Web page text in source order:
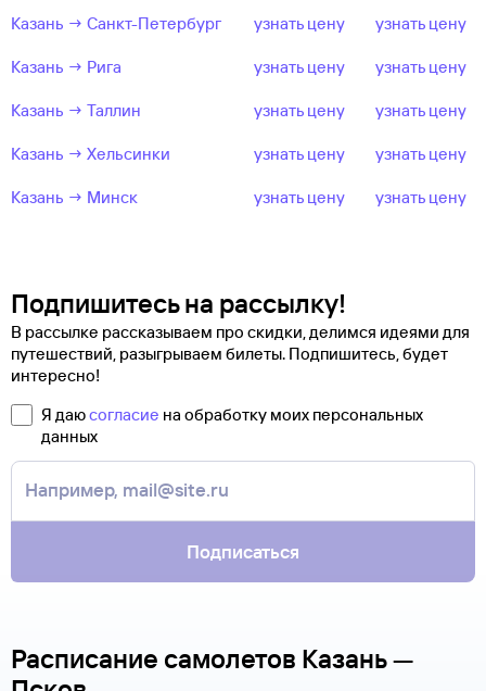
Казань → Санкт-Петербург
узнать цену узнать цену
Казань → Рига узнать цену узнать цену
Казань → Таллин узнать цену узнать цену
Казань → Хельсинки узнать цену узнать цену
Казань → Минск узнать цену узнать цену
Подпишитесь на рассылку!
В рассылке рассказываем про скидки, делимся идеями для
путешествий, разыгрываем билеты. Подпишитесь, будет
интересно!
Я даюсогласие на обработку моих персональных
данных
Подписаться
Расписание самолетов Казань —